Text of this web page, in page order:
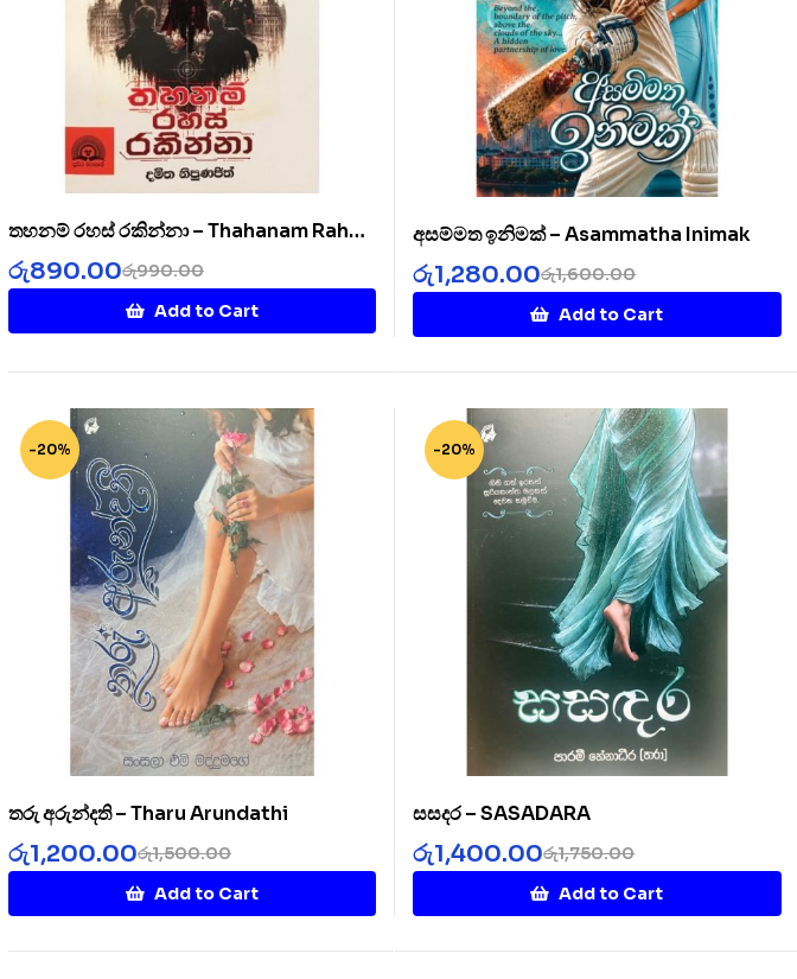
තහනම් රහස් රකින්නා – Thahanam Rahas
Rakinnaa
රු990.00
රු890.00
Add to Cart
අසම්මත ඉනිමක් – Asammatha Inimak
රු1,600.00
රු1,280.00
Add to Cart
-20%
තරු අරුන්දති – Tharu Arundathi
රු1,500.00
රු1,200.00
Add to Cart
-20%
සසදර – SASADARA
රු1,750.00
රු1,400.00
Add to Cart